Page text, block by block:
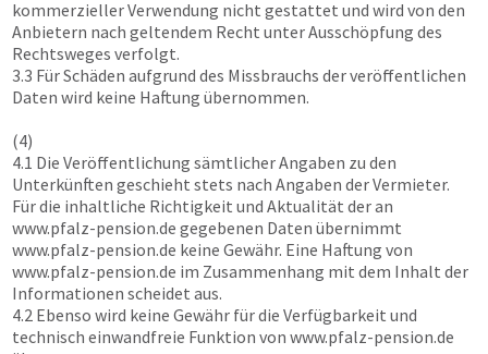
kommerzieller Verwendung nicht gestattet und wird von den
Anbietern nach geltendem Recht unter Ausschöpfung des
Rechtsweges verfolgt.
3.3 Für Schäden aufgrund des Missbrauchs der veröffentlichen
Daten wird keine Haftung übernommen.
(4)
4.1 Die Veröffentlichung sämtlicher Angaben zu den
Unterkünften geschieht stets nach Angaben der Vermieter.
Für die inhaltliche Richtigkeit und Aktualität der an
www.pfalz-pension.de gegebenen Daten übernimmt
www.pfalz-pension.de keine Gewähr. Eine Haftung von
www.pfalz-pension.de im Zusammenhang mit dem Inhalt der
Informationen scheidet aus.
4.2 Ebenso wird keine Gewähr für die Verfügbarkeit und
technisch einwandfreie Funktion von www.pfalz-pension.de